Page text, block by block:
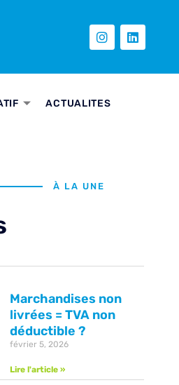
ACTUALITES
À LA UNE
Marchandises non
livrées = TVA non
déductible ?
février 5, 2026
Lire l'article »